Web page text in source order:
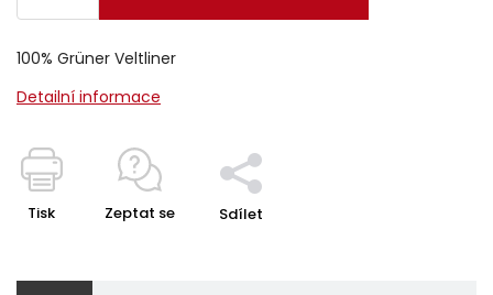
100% Grüner Veltliner
Detailní informace
Tisk Zeptat se Sdílet